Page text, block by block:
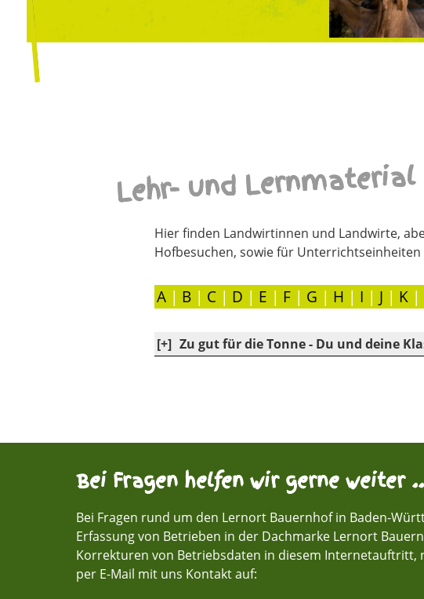
Lehr- und Lernmaterial
Hier finden Landwirtinnen und Landwirte,
Hofbesuchen, sowie für
A| B| C| D | E | F| G | H | I | J | K|
[+] Zu gut für die Tonne - Du und deine
Bei Fragen helfen wir gerne weiter
Bei Fragen rund um den Lernort Bauernhof in Baden-
Erfassung von Betrieben in der Dachmarke Lernort
Korrekturen von Betriebsdaten in diesem Internetauftritt,
per E-Mail mit uns Kontakt auf: